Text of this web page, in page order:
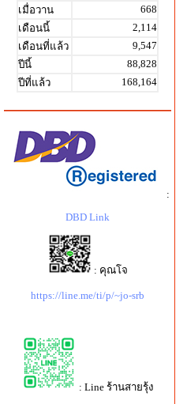
เมื่อวาน
668
เดือนนี้
2,114
เดือนที่แล้ว
9,547
ปีนี้
88,828
ปีที่แล้ว
168,164
:
DBD Link
: คุณโจ
https://line.me/ti/p/~jo-srb
: Line ร้านสายรุ้ง